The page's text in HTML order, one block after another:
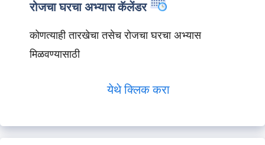
रोजचा घरचा अभ्यास कॅलेंडर
कोणत्याही तारखेचा तसेच रोजचा घरचा अभ्यास
मिळवण्यासाठी
येथे क्लिक करा